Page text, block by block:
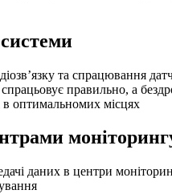
та спрацювання
правильно, а
в оптимальномих місцях
даних в центри